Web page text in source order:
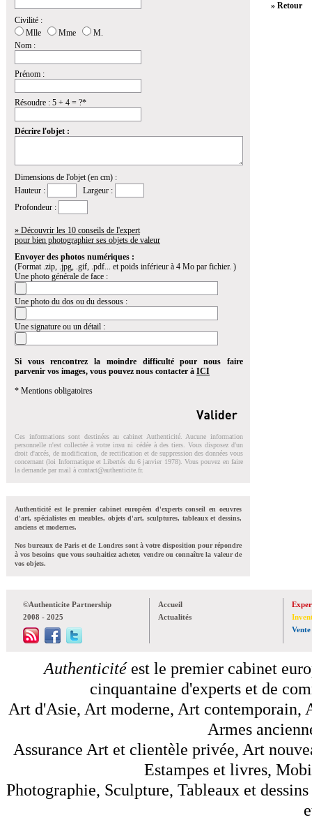
Civilité :
Mlle
Mme
M.
Nom :
Prénom :
Résoudre : 5 + 4 = ?*
Décrire l'objet :
Dimensions de l'objet (en cm) :
Hauteur :
Largeur :
Profondeur :
» Découvrir les 10 conseils de l'expert
pour bien photographier ses objets de valeur
Envoyer des photos numériques :
(Format .zip, .jpg, .gif, .pdf... et poids inférieur à 4 Mo par fichier. )
Une photo générale de face :
Une photo du dos ou du dessous :
Une signature ou un détail :
Si vous rencontrez la moindre difficulté pour nous faire
parvenir vos images, vous pouvez nous contacter à ICI
* Mentions obligatoires
Ces informations sont destinées au cabinet Authenticité. Aucune information
personnelle n'est collectée à votre insu ni cédée à des tiers. Vous disposez d'un
droit d'accés, de modification, de rectification et de suppression des données vous
concernant (loi Informatique et Libertés du 6 janvier 1978). Vous pouvez en faire
la demande par mail à contact@authenticite.fr.
Authenticité est le premier cabinet européen d'experts conseil en oeuvres
d'art, spécialistes en meubles, objets d'art, sculptures, tableaux et dessins,
anciens et modernes.
Nos bureaux de Paris et de Londres sont à votre disposition pour répondre
à vos besoins que vous souhaitiez acheter, vendre ou connaître la valeur de
vos objets.
» Retour
©Authenticite Partnership
2008 - 2025
Accueil
Actualités
Vente
Authenticitéest le premier cabinet
cinquantaine d'experts et de
Art d'Asie, Art moderne, Art contemporain,
Armes
Assurance Art et clientèle privée, Art
Estampes et livres,
Photographie, Sculpture, Tableaux et